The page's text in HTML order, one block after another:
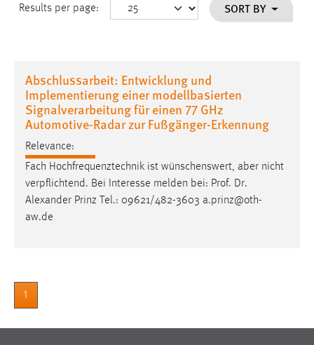
Results per page: SORT BY
Abschlussarbeit: Entwicklung und
Implementierung einer modellbasierten
Signalverarbeitung für einen 77 GHz
Automotive-Radar zur Fußgänger-Erkennung
Relevance:
Fach Hochfrequenztechnik ist wünschenswert, aber nicht
verpflichtend. Bei Interesse melden bei: Prof. Dr.
Alexander Prinz Tel.: 09621/482-3603 a.prinz@oth-
aw.de
1